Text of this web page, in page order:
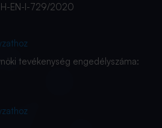
EN-I-729/2020
tevékenység engedélyszáma: